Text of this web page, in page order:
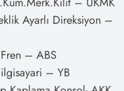
Ayarlı Direksiyon –
– ABS
– YB